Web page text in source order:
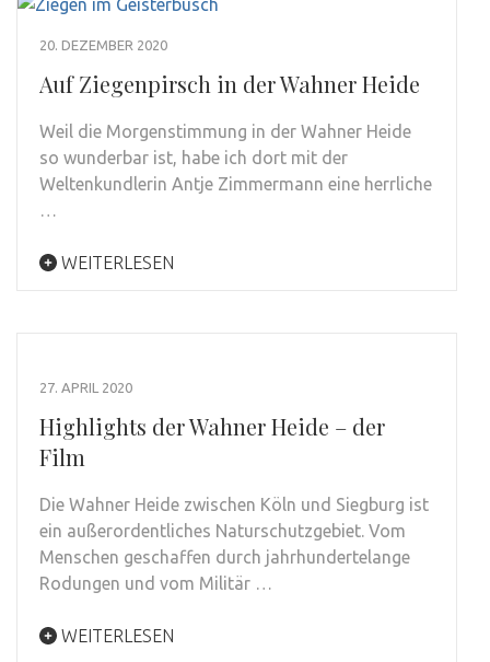
20. DEZEMBER 2020
Auf Ziegenpirsch in der Wahner Heide
Weil die Morgenstimmung in der Wahner Heide
so wunderbar ist, habe ich dort mit der
Weltenkundlerin Antje Zimmermann eine herrliche
…
WEITERLESEN
27. APRIL 2020
Highlights der Wahner Heide – der
Film
Die Wahner Heide zwischen Köln und Siegburg ist
ein außerordentliches Naturschutzgebiet. Vom
Menschen geschaffen durch jahrhundertelange
Rodungen und vom Militär …
WEITERLESEN